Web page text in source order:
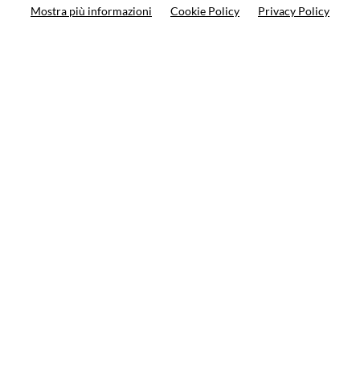
Mostra più informazioni Cookie Policy Privacy Policy